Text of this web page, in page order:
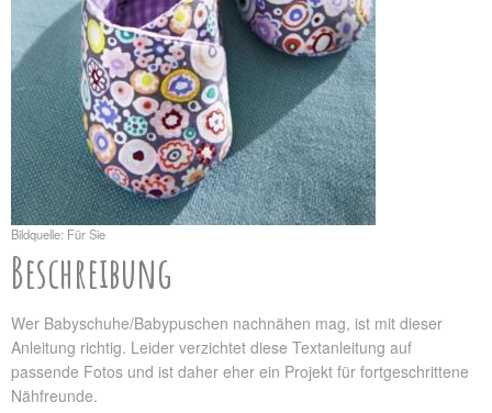
Bildquelle: Für Sie
Beschreibung
Wer Babyschuhe/Babypuschen nachnähen mag, ist mit dieser
Anleitung richtig. Leider verzichtet diese Textanleitung auf
passende Fotos und ist daher eher ein Projekt für fortgeschrittene
Nähfreunde.